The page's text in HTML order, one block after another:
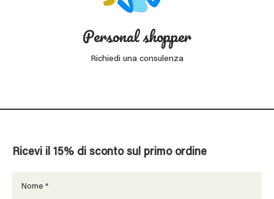
Personal shopper
Richiedi una consulenza
Ricevi il 15% di sconto sul primo ordine